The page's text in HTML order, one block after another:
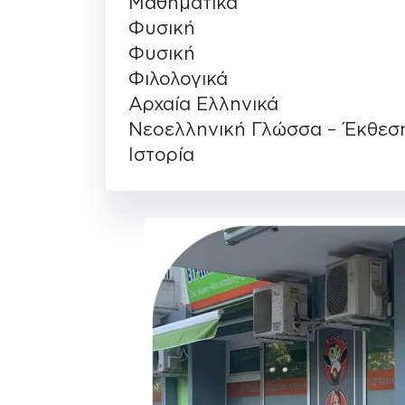
Μαθηματικά
Φυσική
Φυσική
Φιλολογικά
Αρχαία Ελληνικά
Νεοελληνική Γλώσσα –
Ιστορία